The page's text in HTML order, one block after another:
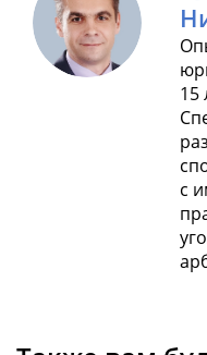
15
с